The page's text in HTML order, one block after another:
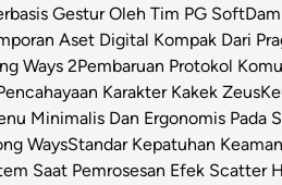
Gestur Oleh Tim PG Soft
Aset Digital Kompak Dari
Ways 2Pembaruan Protokol
Karakter Kakek Zeus
Minimalis Dan Ergonomis Pada
WaysStandar Kepatuhan
Saat Pemrosesan Efek Scatter